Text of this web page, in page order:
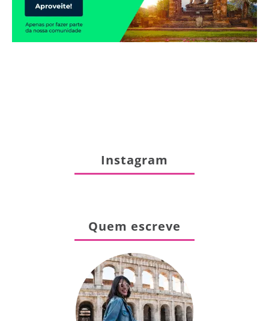
Instagram
Quem escreve